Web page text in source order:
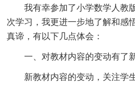
我有幸参加了小学数学人教
次学习，我更进一步地了解和感
真谛，有以下几点体会：
一、对教材内容的变动有了
新教材内容的变动，关注学